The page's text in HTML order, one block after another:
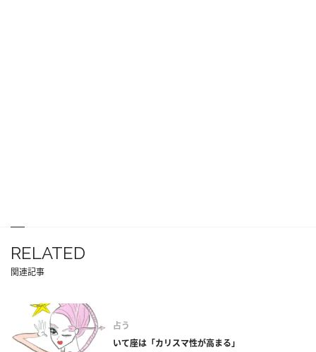
RELATED
関連記事
占う
いて座は「カリスマ性が高まる」